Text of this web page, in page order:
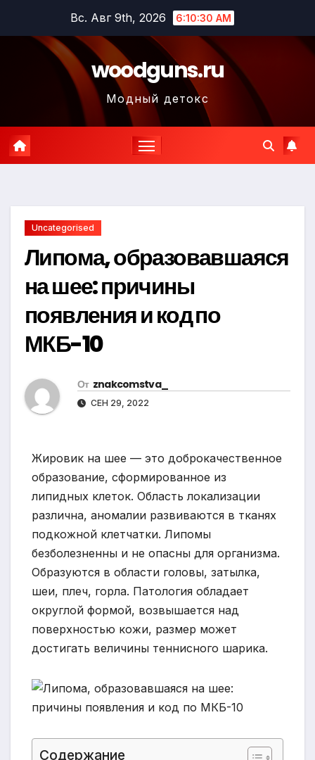
содержимому
Вс. Авг 9th, 2026 6:10:31 AM
woodguns.ru
Модный детокс
Uncategorised
Липома, образовавшаяся
на шее: причины
появления и код по
МКБ-10
От znakcomstva_
СЕН 29, 2022
Жировик на шее — это доброкачественное
образование, сформированное из
липидных клеток. Область локализации
различна, аномалии развиваются в тканях
подкожной клетчатки. Липомы
безболезненны и не опасны для организма.
Образуются в области головы, затылка,
шеи, плеч, горла. Патология обладает
округлой формой, возвышается над
поверхностью кожи, размер может
достигать величины теннисного шарика.
Содержание